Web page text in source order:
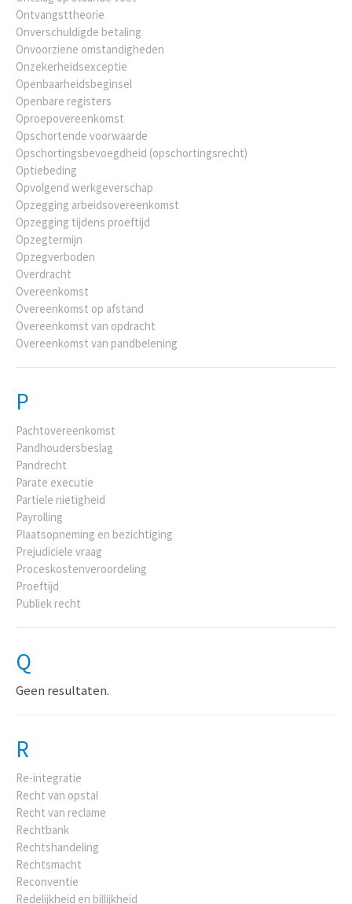
Ontvangsttheorie
Onverschuldigde betaling
Onvoorziene omstandigheden
Onzekerheidsexceptie
Openbaarheidsbeginsel
Openbare registers
Oproepovereenkomst
Opschortende voorwaarde
Opschortingsbevoegdheid (opschortingsrecht)
Optiebeding
Opvolgend werkgeverschap
Opzegging arbeidsovereenkomst
Opzegging tijdens proeftijd
Opzegtermijn
Opzegverboden
Overdracht
Overeenkomst
Overeenkomst op afstand
Overeenkomst van opdracht
Overeenkomst van pandbelening
P
Pachtovereenkomst
Pandhoudersbeslag
Pandrecht
Parate executie
Partiele nietigheid
Payrolling
Plaatsopneming en bezichtiging
Prejudiciele vraag
Proceskostenveroordeling
Proeftijd
Publiek recht
Q
Geen resultaten.
R
Re-integratie
Recht van opstal
Recht van reclame
Rechtbank
Rechtshandeling
Rechtsmacht
Reconventie
Redelijkheid en billijkheid